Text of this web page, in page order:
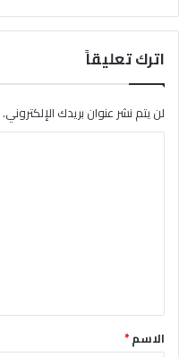
اترك تعليقاً
لن يتم نشر عنوان بريدك الإلكتروني.
*الاسم*